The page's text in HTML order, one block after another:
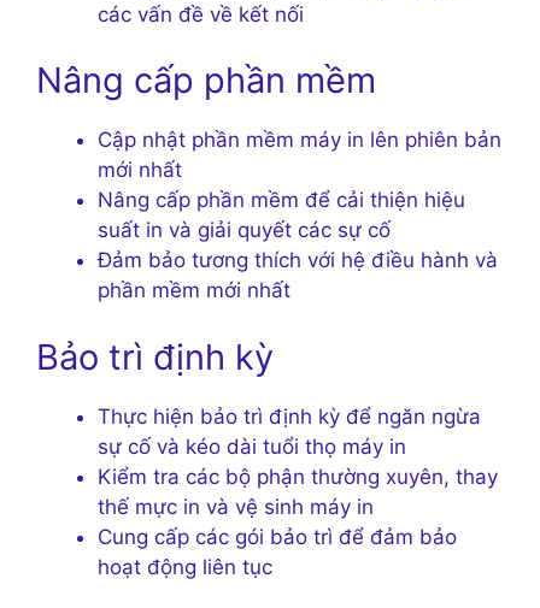
các vấn đề về kết nối
Nâng cấp phần mềm
Cập nhật phần mềm máy in lên phiên bản
mới nhất
Nâng cấp phần mềm để cải thiện hiệu
suất in và giải quyết các sự cố
Đảm bảo tương thích với hệ điều hành và
phần mềm mới nhất
Bảo trì định kỳ
Thực hiện bảo trì định kỳ để ngăn ngừa
sự cố và kéo dài tuổi thọ máy in
Kiểm tra các bộ phận thường xuyên, thay
thế mực in và vệ sinh máy in
Cung cấp các gói bảo trì để đảm bảo
hoạt động liên tục